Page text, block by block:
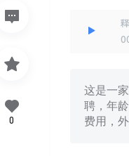
这是一
聘，年
费用，
0